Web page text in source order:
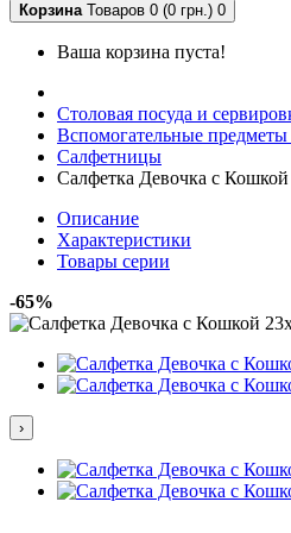
Корзина Товаров 0 (0 грн.) 0
Ваша корзина пуста!
Столовая посуда и
Вспомогательные предметы
Салфетницы
Салфетка Девочка с
Описание
Характеристики
Товары серии
-65%
›